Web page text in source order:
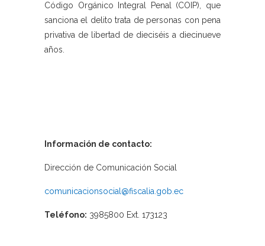
Código Orgánico Integral Penal (COIP), que
sanciona el delito trata de personas con pena
privativa de libertad de dieciséis a diecinueve
años.
Información de contacto:
Dirección de Comunicación Social
comunicacionsocial@fiscalia.gob.ec
Teléfono: 3985800 Ext. 173123